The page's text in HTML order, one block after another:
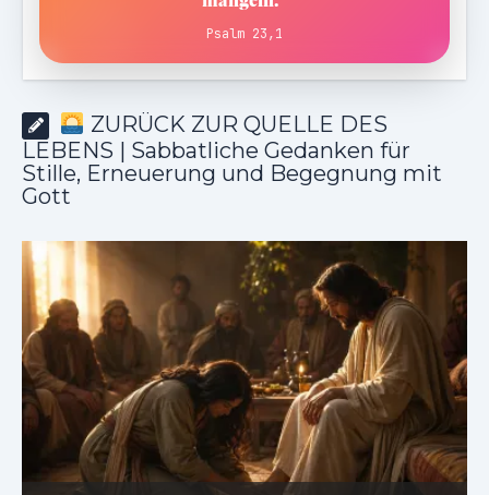
Psalm 23,1
ZURÜCK ZUR QUELLE DES
LEBENS | Sabbatliche Gedanken für
Stille, Erneuerung und Begegnung mit
Gott
ZURÜCK ZUR QUELLE DES LEBENS |
Das Gebet, das